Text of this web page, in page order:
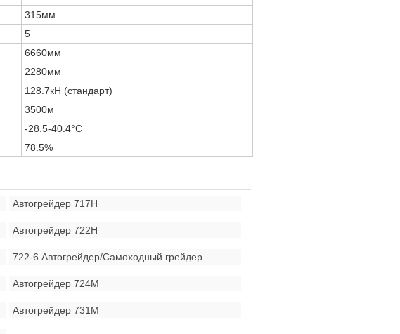
315мм
5
6660мм
2280мм
128.7кН (стандарт)
3500м
-28.5-40.4°C
78.5%
Автогрейдер 717H
Автогрейдер 722H
722-6 Автогрейдер/Самоходный грейдер
Автогрейдер 724M
Автогрейдер 731M